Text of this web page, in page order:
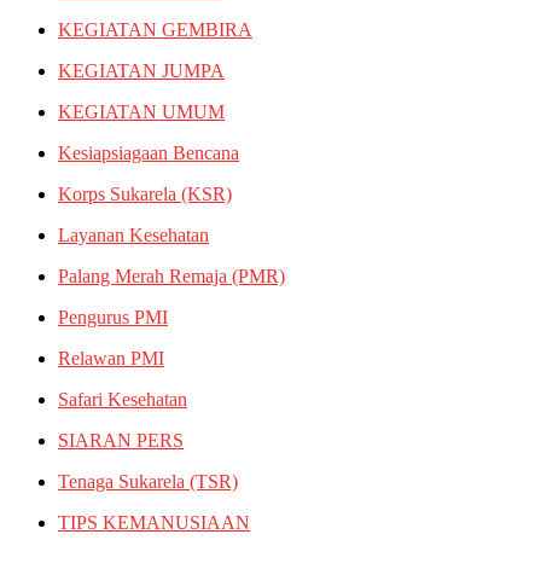
KEGIATAN GEMBIRA
KEGIATAN JUMPA
KEGIATAN UMUM
Kesiapsiagaan Bencana
Korps Sukarela (KSR)
Layanan Kesehatan
Palang Merah Remaja (PMR)
Pengurus PMI
Relawan PMI
Safari Kesehatan
SIARAN PERS
Tenaga Sukarela (TSR)
TIPS KEMANUSIAAN